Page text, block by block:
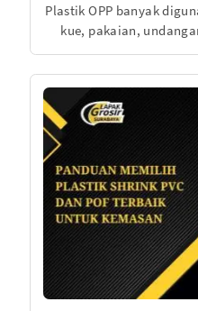
Plastik OPP banyak
kue, pakaian,
karena tampilannya
memilihnya, Anda
varian, yaitu OPP seal
seal atau tanpa lem